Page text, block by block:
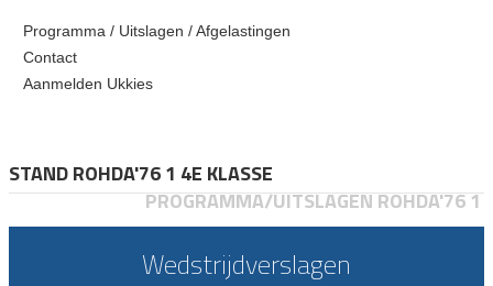
Programma / Uitslagen / Afgelastingen
Contact
Aanmelden Ukkies
STAND ROHDA'76 1 4E KLASSE
PROGRAMMA/UITSLAGEN ROHDA'76 1
Wedstrijdverslagen